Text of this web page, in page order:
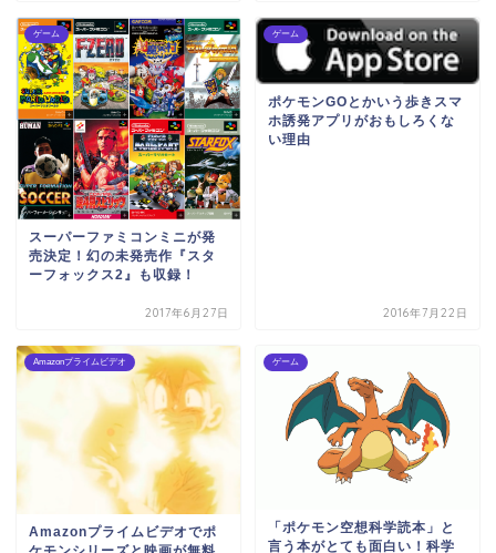
ゲーム
スーパーファミコンミニが発
売決定！幻の未発売作『スタ
ーフォックス2』も収録！
2017年6月27日
ゲーム
ポケモンGOとかいう歩きスマ
ホ誘発アプリがおもしろくな
い理由
2016年7月22日
Amazonプライムビデオ
Amazonプライムビデオでポ
ゲーム
「ポケモン空想科学読本」と
言う本がとても面白い！科学